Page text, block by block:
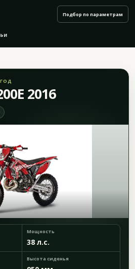
Подбор по параметрам
ГОД
2016
Мощность
38 л.с.
Высота сиденья